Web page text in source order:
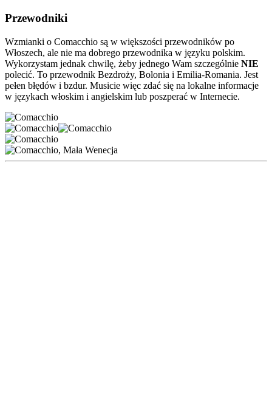
Przewodniki
Wzmianki o Comacchio są w większości przewodników po
Włoszech, ale nie ma dobrego przewodnika w języku polskim.
Wykorzystam jednak chwilę, żeby jednego Wam szczególnie NIE
polecić. To przewodnik Bezdroży, Bolonia i Emilia-Romania. Jest
pełen błędów i bzdur. Musicie więc zdać się na lokalne informacje
w językach włoskim i angielskim lub poszperać w Internecie.